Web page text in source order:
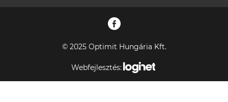
© 2025 Optimit Hungária Kft.
Webfejlesztés: